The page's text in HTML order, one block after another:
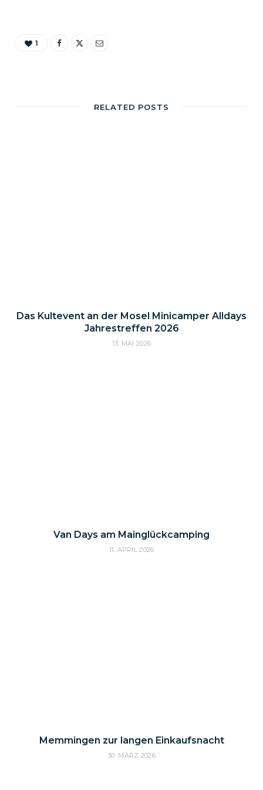
1
RELATED POSTS
Das Kultevent an der Mosel Minicamper Alldays
Jahrestreffen 2026
13. MAI 2026
Van Days am Mainglückcamping
11. APRIL 2026
Memmingen zur langen Einkaufsnacht
30. MÄRZ 2026